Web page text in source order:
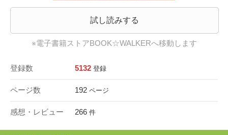
試し読みする
※電子書籍ストアBOOK☆WALKERへ移動します
登録数 5132 登録
ページ数 192 ページ
感想・レビュー 266 件